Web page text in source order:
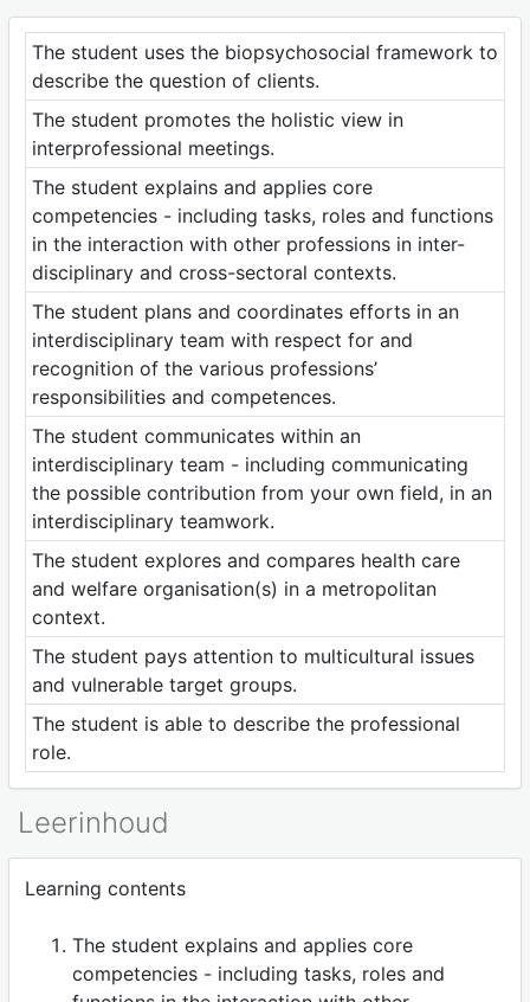
The student uses the biopsychosocial framework to
describe the question of clients.
The student promotes the holistic view in
interprofessional meetings.
The student explains and applies core
competencies - including tasks, roles and functions
in the interaction with other professions in inter-
disciplinary and cross-sectoral contexts.
The student plans and coordinates efforts in an
interdisciplinary team with respect for and
recognition of the various professions’
responsibilities and competences.
The student communicates within an
interdisciplinary team - including communicating
the possible contribution from your own field, in an
interdisciplinary teamwork.
The student explores and compares health care
and welfare organisation(s) in a metropolitan
context.
The student pays attention to multicultural issues
and vulnerable target groups.
The student is able to describe the professional
role.
Leerinhoud
Learning contents
The student explains and applies core
competencies - including tasks, roles and